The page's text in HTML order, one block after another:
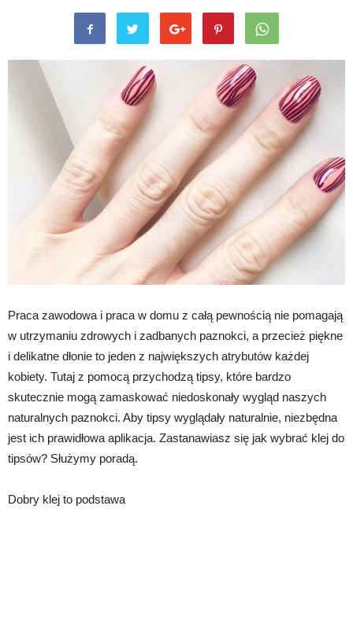
Praca zawodowa i praca w domu z całą pewnością nie pomagają
w utrzymaniu zdrowych i zadbanych paznokci, a przecież piękne
i delikatne dłonie to jeden z największych atrybutów każdej
kobiety. Tutaj z pomocą przychodzą tipsy, które bardzo
skutecznie mogą zamaskować niedoskonały wygląd naszych
naturalnych paznokci. Aby tipsy wyglądały naturalnie, niezbędna
jest ich prawidłowa aplikacja. Zastanawiasz się jak wybrać klej do
tipsów? Służymy poradą.
Dobry klej to podstawa